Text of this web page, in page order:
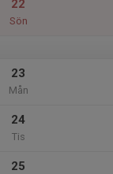
22
Sön
23
Mån
24
Tis
25